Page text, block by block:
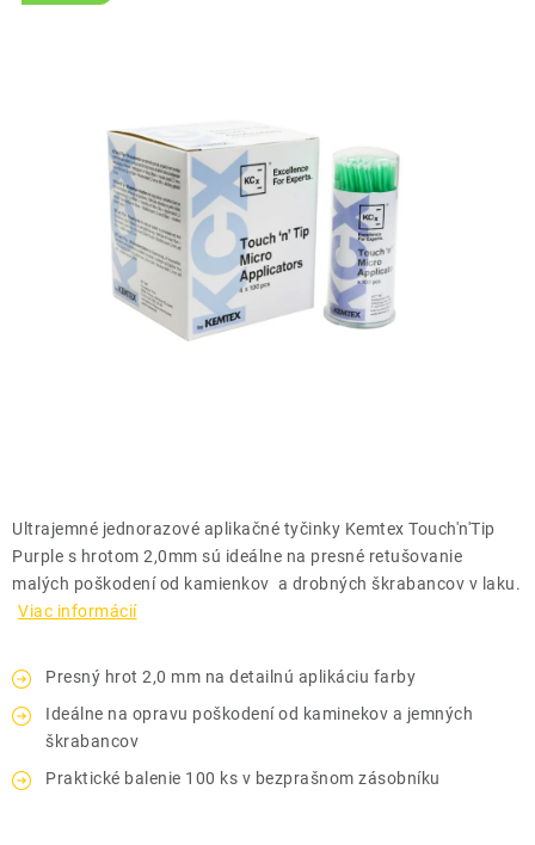
DARČEKOVÉ POUKAZY
ČISTENIE A ÚDRŽBA LODÍ
Ultrajemné jednorazové aplikačné tyčinky Kemtex Touch'n'Tip
Purple s hrotom 2,0mm sú ideálne na presné retušovanie
malých poškodení od kamienkov a drobných škrabancov v laku.
Viac informácií
Presný hrot 2,0 mm na detailnú aplikáciu farby
Ideálne na opravu poškodení od kaminekov a jemných
škrabancov
Praktické balenie 100 ks v bezprašnom zásobníku